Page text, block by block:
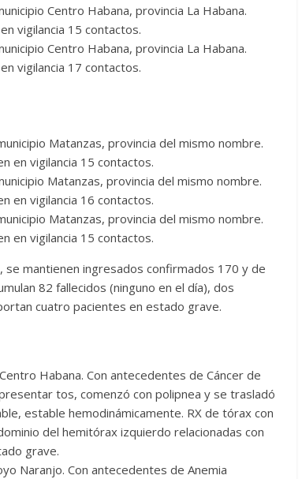
Centro Habana, provincia La Habana.
vigilancia 15 contactos.
Centro Habana, provincia La Habana.
vigilancia 17 contactos.
Matanzas, provincia del mismo nombre.
en vigilancia 15 contactos.
Matanzas, provincia del mismo nombre.
en vigilancia 16 contactos.
Matanzas, provincia del mismo nombre.
en vigilancia 15 contactos.
mantienen ingresados confirmados 170 y de
82 fallecidos (ninguno en el día), dos
cuatro pacientes en estado grave.
Habana. Con antecedentes de Cáncer de
tos, comenzó con polipnea y se trasladó
estable hemodinámicamente. RX de tórax con
del hemitórax izquierdo relacionadas con
grave.
Naranjo. Con antecedentes de Anemia
G. Navarro
Responso por el alma
atormentada de Denís
15 septiembre, 2024
Francisco G. Navarro